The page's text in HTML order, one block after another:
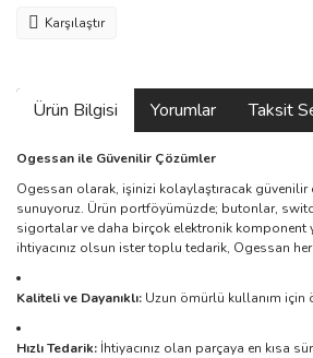
Karşılaştır
Ürün Bilgisi Yorumlar Taksit
Ogessan ile Güvenilir Çözümler
Ogessan olarak, işinizi kolaylaştıracak güvenilir
sunuyoruz. Ürün portföyümüzde; butonlar,
sigortalar ve daha birçok elektronik komponent
ihtiyacınız olsun ister toplu tedarik, Ogessan her
Kaliteli ve Dayanıklı: Uzun ömürlü kullanım için
Hızlı Tedarik: İhtiyacınız olan parçaya en kısa